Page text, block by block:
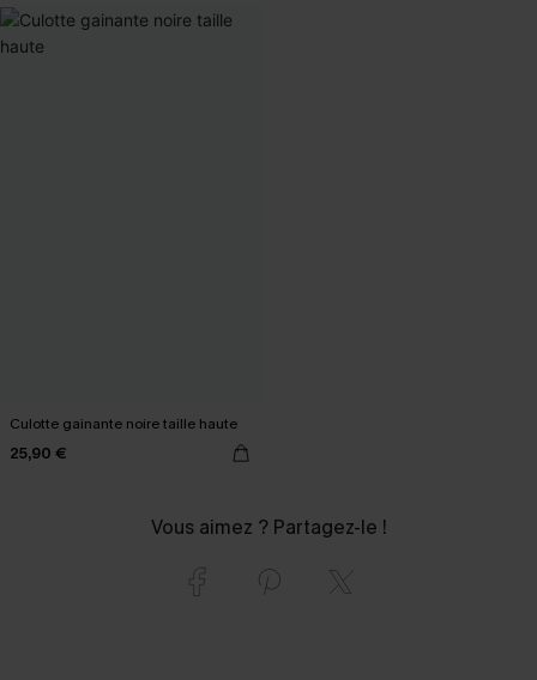
Culotte gainante noire taille haute
25,90 €
Vous aimez ? Partagez-le !